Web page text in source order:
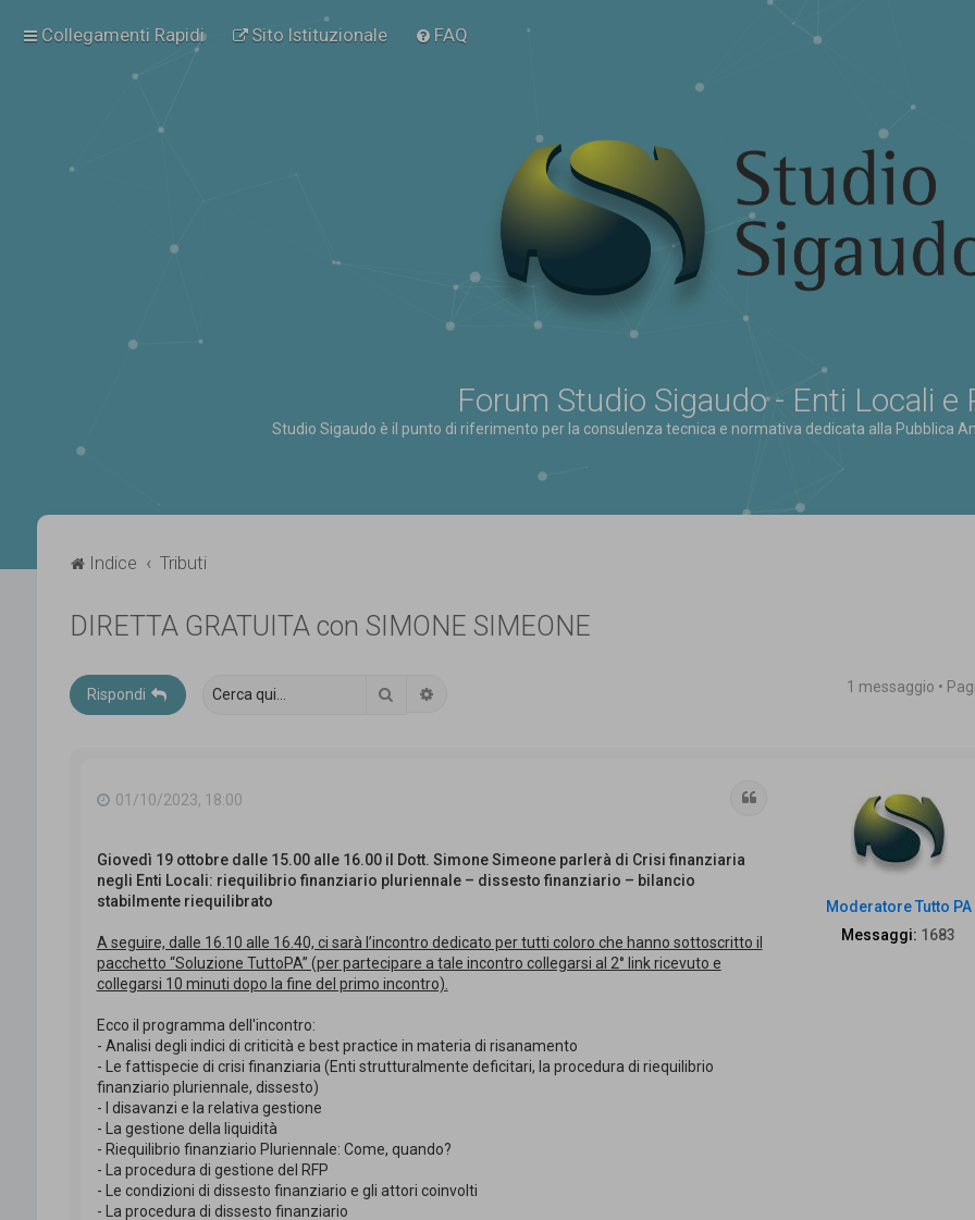
Collegamenti Rapidi Sito Istituzionale FAQ
Forum Studio Sigaudo - Enti Locali e
Studio Sigaudo è il punto di riferimento per la consulenza tecnica e normativa dedicata alla Pubblica
Indice Tributi
DIRETTA GRATUITA con SIMONE SIMEONE
Rispondi Cerca 1 messaggio •
Moderatore Tutto PA
Messaggi: 1683
01/10/2023, 18:00
Giovedì 19 ottobre dalle 15.00 alle 16.00 il Dott. Simone Simeone parlerà di Crisi finanziaria
negli Enti Locali: riequilibrio finanziario pluriennale – dissesto finanziario – bilancio
stabilmente riequilibrato
A seguire, dalle 16.10 alle 16.40, ci sarà l’incontro dedicato per tutti coloro che hanno sottoscritto il
pacchetto “Soluzione TuttoPA” (per partecipare a tale incontro collegarsi al 2° link ricevuto e
collegarsi 10 minuti dopo la fine del primo incontro).
Ecco il programma dell'incontro:
- Analisi degli indici di criticità e best practice in materia di risanamento
- Le fattispecie di crisi finanziaria (Enti strutturalmente deficitari, la procedura di riequilibrio
finanziario pluriennale, dissesto)
- I disavanzi e la relativa gestione
- La gestione della liquidità
- Riequilibrio finanziario Pluriennale: Come, quando?
- La procedura di gestione del RFP
- Le condizioni di dissesto finanziario e gli attori coinvolti
- La procedura di dissesto finanziario